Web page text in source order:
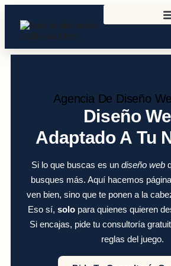
Agencia De Diseño
Diseño
Adaptado A Tu
Si lo que buscas es un diseño web
busques más. Aquí hacemos
ven bien, sino que te ponen a la
Eso sí, solo para quienes quieren
Si encajas, pide tu consultoría
reglas del juego.